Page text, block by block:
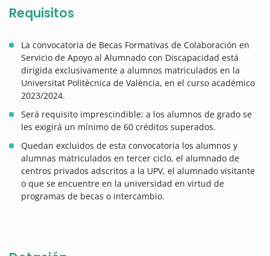
Requisitos
La convocatoria de Becas Formativas de Colaboración en
Servicio de Apoyo al Alumnado con Discapacidad está
dirigida exclusivamente a alumnos matriculados en la
Universitat Politècnica de València, en el curso académico
2023/2024.
Será requisito imprescindible: a los alumnos de grado se
les exigirá un mínimo de 60 créditos superados.
Quedan excluidos de esta convocatoria los alumnos y
alumnas matriculados en tercer ciclo, el alumnado de
centros privados adscritos a la UPV, el alumnado visitante
o que se encuentre en la universidad en virtud de
programas de becas o intercambio.